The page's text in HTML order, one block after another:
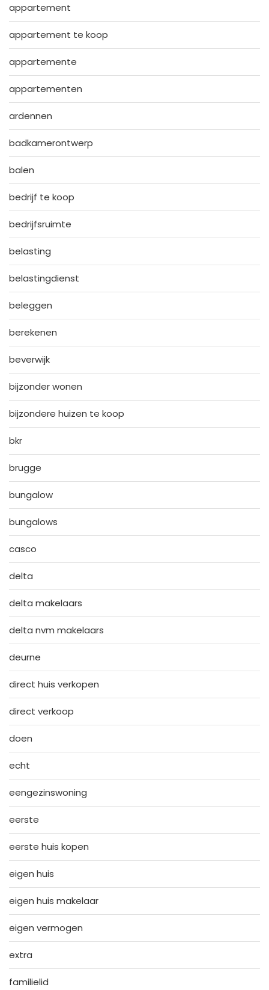
appartement
appartement te koop
appartemente
appartementen
ardennen
badkamerontwerp
balen
bedrijf te koop
bedrijfsruimte
belasting
belastingdienst
beleggen
berekenen
beverwijk
bijzonder wonen
bijzondere huizen te koop
bkr
brugge
bungalow
bungalows
casco
delta
delta makelaars
delta nvm makelaars
deurne
direct huis verkopen
direct verkoop
doen
echt
eengezinswoning
eerste
eerste huis kopen
eigen huis
eigen huis makelaar
eigen vermogen
extra
familielid